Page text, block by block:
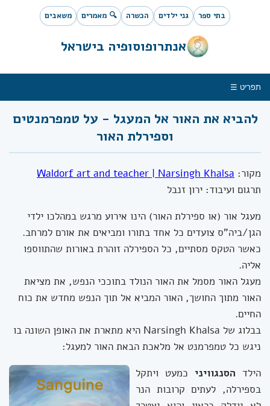
בתי ספר גני ילדים הכשרה 🔍 מאמרים משאבים
אנתרופוסופיה בישראל
תפריט ☰
להביא את האור אל המעגל - על טמפרמנטים
וספירלת האור
מקור: Waldorf art and teacher | Narsingh Khalsa
תרגום ועיבוד: ירון זנבל
מעגל אור (או ספירלת האור) הינו אירוע מרגש במהלכו ילדי
הגן/ביה"ס צועדים כל אחד בתורו ומביאים את אורם למרחב.
כאשר הטקס מסתיים, כל הספירלה זוהרת באורות שהתווספו
אליה.
מעגל האור מסמל את האור הנולד בתוככי הנפש, את מציאת
האור מתוך החושך, האור המביא אל תוך הנפש מחדש את כוח
החיים.
בבלוג של Narsingh Khalsa היא מתארת את האופן השונה בו
ניגש כל טמפרמנט אל מלאכת הבאת האור למעגל:
הילד הסנגוויני כמעט ויתקל
בספירלה, לעתים קרובות הנר